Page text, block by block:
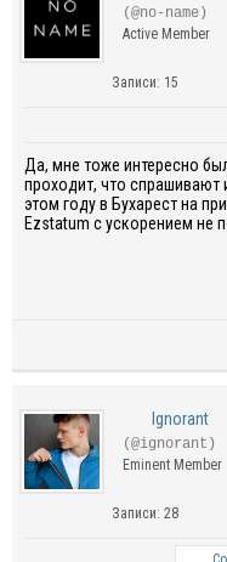
(@no-name)
Active Member
Записи: 15
Да, мне тоже интересно
проходит, что
этом году в Бухарест на
Ezstatum с ускорением не
Ignorant
(@ignorant)
Eminent Member
Записи: 28